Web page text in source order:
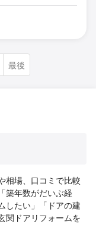
最後
相場、口コミで比較
築年数がだいぶ経
したい」「ドアの建
関ドアリフォームを